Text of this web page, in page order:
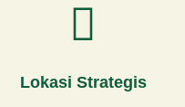
Lokasi Strategis